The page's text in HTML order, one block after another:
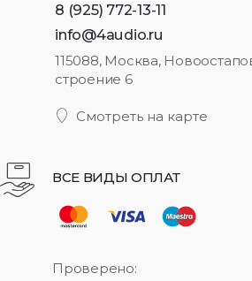
8 (925) 772-13-11
info@4audio.ru
115088, Москва,
строение 6
Смотреть на карте
ВСЕ ВИДЫ ОПЛАТ
Проверено: